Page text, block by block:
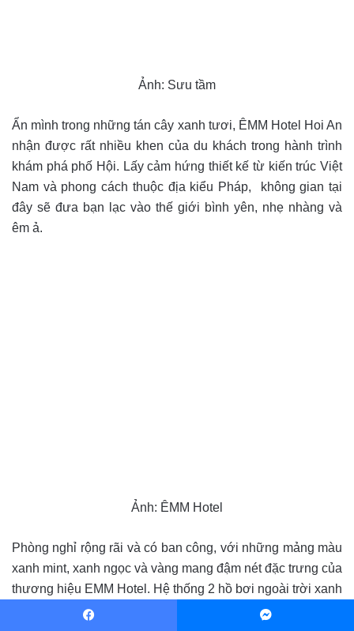
Ảnh: Sưu tầm
Ẩn mình trong những tán cây xanh tươi, ÊMM Hotel Hoi An
nhận được rất nhiều khen của du khách trong hành trình
khám phá phố Hội. Lấy cảm hứng thiết kế từ kiến trúc Việt
Nam và phong cách thuộc địa kiểu Pháp, không gian tại
đây sẽ đưa bạn lạc vào thế giới bình yên, nhẹ nhàng và
êm ả.
Ảnh: ÊMM Hotel
Phòng nghỉ rộng rãi và có ban công, với những mảng màu
xanh mint, xanh ngọc và vàng mang đậm nét đặc trưng của
thương hiệu EMM Hotel. Hệ thống 2 hồ bơi ngoài trời xanh
trong mát lạnh với hàng ghế tắm nắng dài đáp ứng mọi